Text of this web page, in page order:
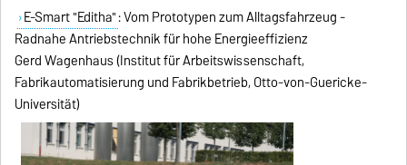
E-Smart "Editha": Vom Prototypen zum Alltagsfahrzeug -
Radnahe Antriebstechnik für hohe Energieeffizienz
Gerd Wagenhaus (Institut für Arbeitswissenschaft,
Fabrikautomatisierung und Fabrikbetrieb, Otto-von-Guericke-
Universität)